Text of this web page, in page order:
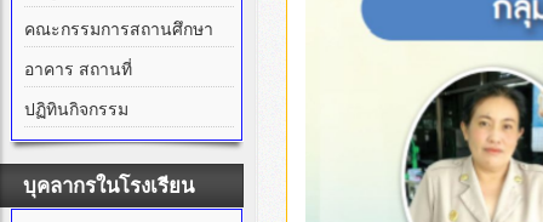
คณะกรรมการสถานศึกษา
อาคาร สถานที่
ปฏิทินกิจกรรม
บุคลากรในโรงเรียน